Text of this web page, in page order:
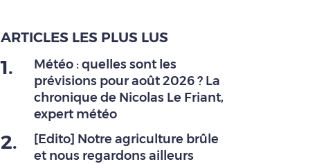
ARTICLES LES PLUS LUS
1.
Météo : quelles sont les
prévisions pour août 2026 ? La
chronique de Nicolas Le Friant,
expert météo
2.
[Edito] Notre agriculture brûle
et nous regardons ailleurs